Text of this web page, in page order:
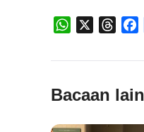
WhatsApp
Bacaan